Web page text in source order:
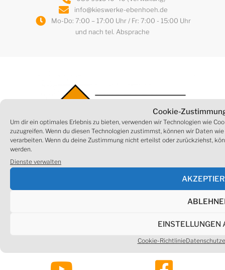
Cookie-
Um dir ein optimales Erlebnis zu bieten, verwenden wir Technologien wie
zuzugreifen. Wenn du diesen Technologien zustimmst, können wir Daten
verarbeiten. Wenn du deine Zustimmung nicht erteilst oder zurückziehst,
werden.
Dienste verwalten
EINSTELLUNGEN
Cookie-Richtlinie
info@kieswerke-ebenhoeh.de
Mo-Do: 7:00 – 17:00 Uhr / Fr: 7:00 - 15:00 Uhr
und nach tel. Absprache
IMPRESSUM
LEGAL CENTER
INFORMATIONSPFLICHTEN
PREISLISTE